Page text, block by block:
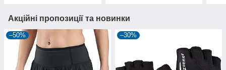
Акційні пропозиції та новинки
–50% –30%